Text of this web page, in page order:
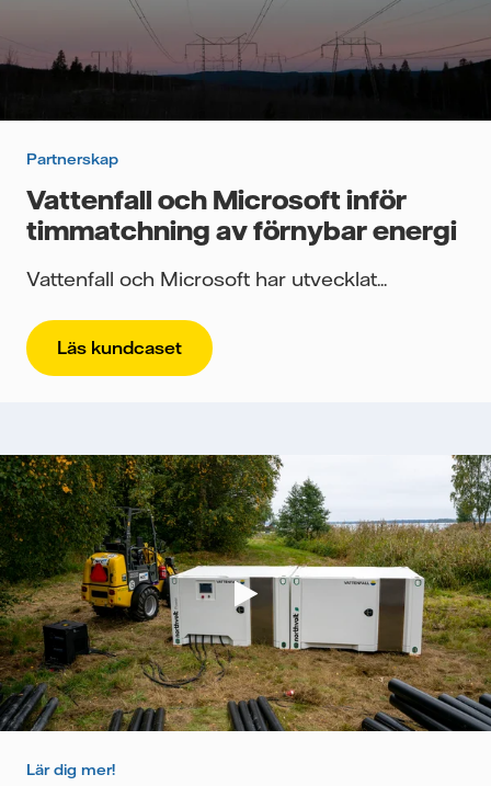
Partnerskap
Vattenfall och Microsoft inför
timmatchning av förnybar energi
Vattenfall och Microsoft har utvecklat...
Läs kundcaset
Lär dig mer!